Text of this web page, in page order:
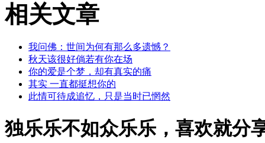
相关文章
我问佛：世间为何有那么多遗憾？
秋天该很好倘若有你在场
你的爱是个梦，却有真实的痛
其实 一直都挺想你的
此情可待成追忆，只是当时已惘然
独乐乐不如众乐乐，喜欢就分